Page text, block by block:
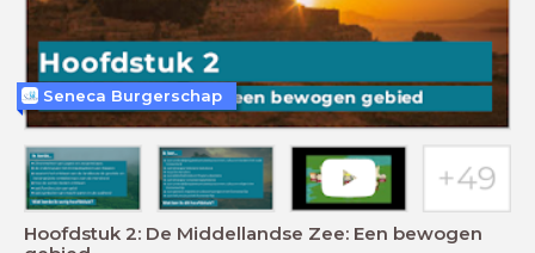
Hoofdstuk 2: De Middellandse Zee: Een bewogen
Seneca Burgerschap